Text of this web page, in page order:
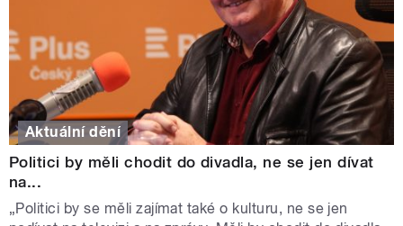
Aktuální dění
Politici by měli chodit do divadla, ne se jen dívat
na...
„Politici by se měli zajímat také o kulturu, ne se jen